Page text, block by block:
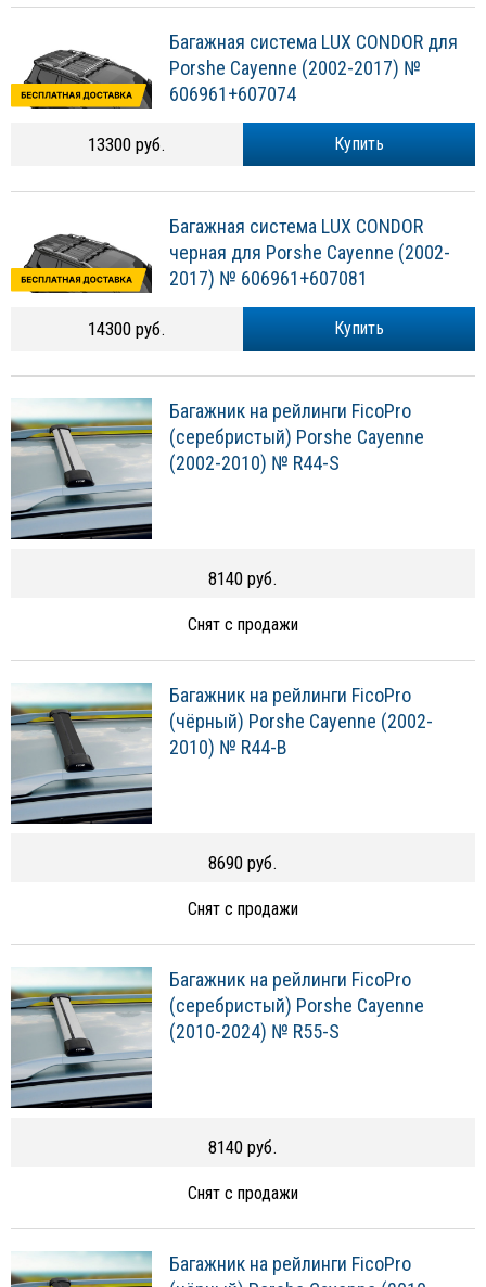
Багажная система LUX CONDOR для
Porshe Cayenne (2002-2017) №
606961+607074
Купить
13300 руб.
Багажная система LUX CONDOR
черная для Porshe Cayenne (2002-
2017) № 606961+607081
Купить
14300 руб.
Багажник на рейлинги FicoPro
(серебристый) Porshe Cayenne
(2002-2010) № R44-S
8140 руб.
Снят с продажи
Багажник на рейлинги FicoPro
(чёрный) Porshe Cayenne (2002-
2010) № R44-B
8690 руб.
Снят с продажи
Багажник на рейлинги FicoPro
(серебристый) Porshe Cayenne
(2010-2024) № R55-S
8140 руб.
Снят с продажи
Багажник на рейлинги FicoPro